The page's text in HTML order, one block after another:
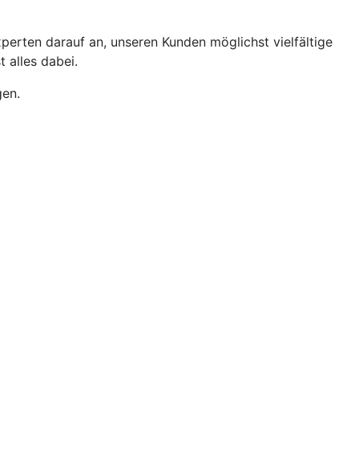
darauf an, unseren Kunden möglichst vielfältige
alles dabei.